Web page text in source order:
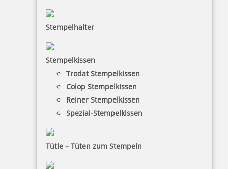
Stempelhalter
Stempelkissen
Trodat Stempelkissen
Colop Stempelkissen
Reiner Stempelkissen
Spezial-Stempelkissen
Tütle – Tüten zum Stempeln
Jetzt gestalten
Trodat Printy 4923 Textstempel 30x30 mm
33,90 €